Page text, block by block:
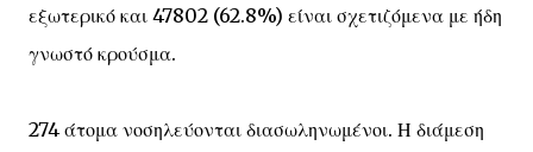
εξωτερικό και 47802 (62.8%) είναι σχετιζόμενα με ήδη
γνωστό κρούσμα.
274 άτομα νοσηλεύονται διασωληνωμένοι. Η διάμεση